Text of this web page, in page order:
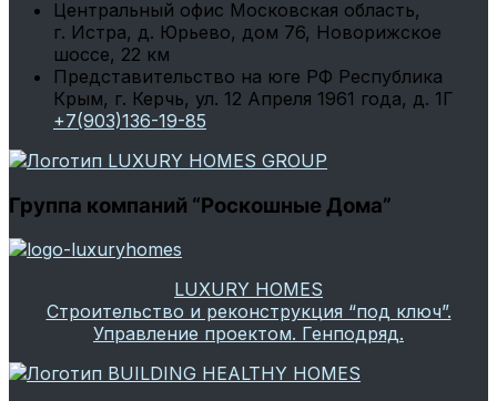
Центральный офис Московская область,
г. Истра, д. Юрьево, дом 76, Новорижское
шоссе, 22 км
Представительство на юге РФ Республика
Крым, г. Керчь, ул. 12 Апреля 1961 года, д. 1Г
+7(903)136-19-85
Группа компаний “Роскошные Дома”
LUXURY HOMES
Строительство и реконструкция “под ключ”.
Управление проектом. Генподряд.